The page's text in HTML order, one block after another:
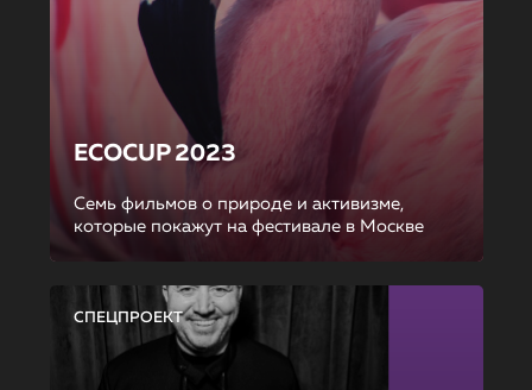
ECOCUP 2023
Семь фильмов о природе и активизме,
которые покажут на фестивале в Москве
СПЕЦПРОЕКТ